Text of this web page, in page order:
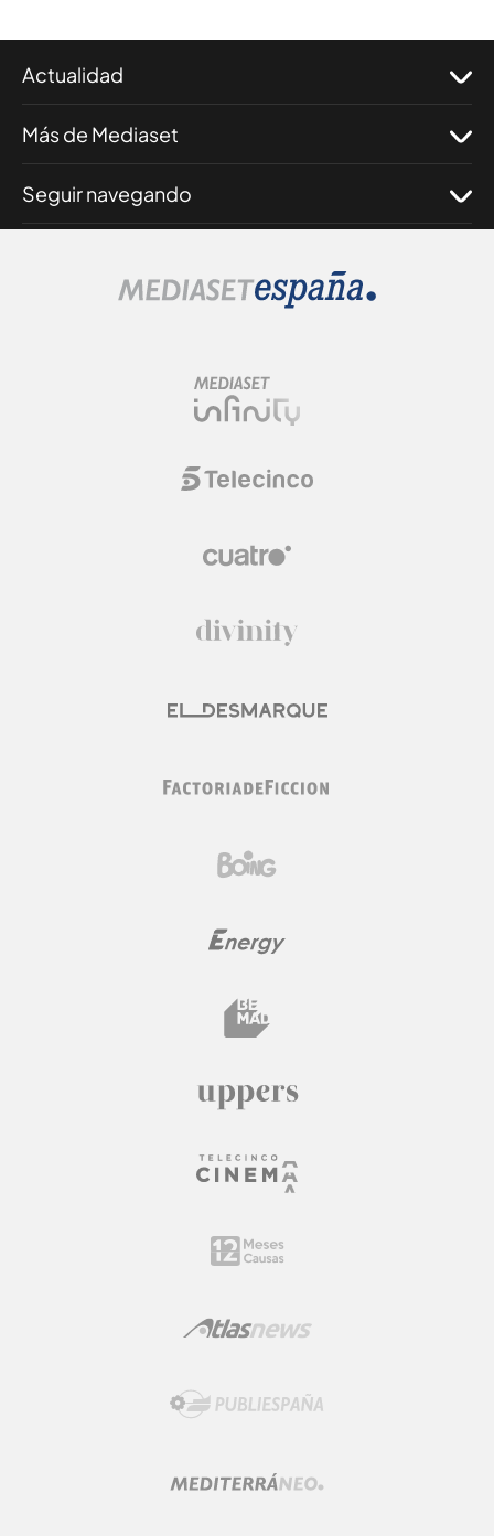
Actualidad
Más de Mediaset
Seguir navegando